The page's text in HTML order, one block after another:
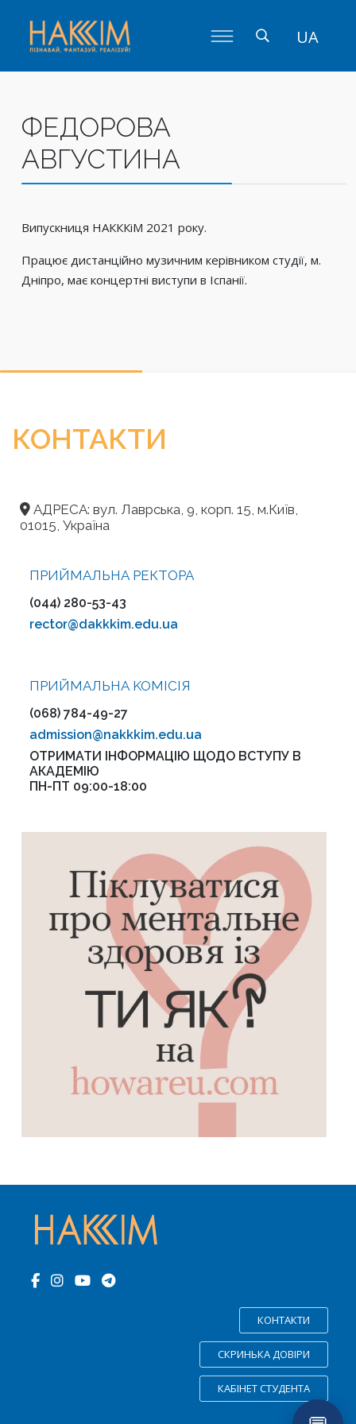
UA
ФЕДОРОВА
АВГУСТИНА
Випускниця НАКККіМ 2021 року.
Працює дистанційно музичним керівником студії, м.
Дніпро, має концертні виступи в Іспанії.
КОНТАКТИ
АДРЕСА: вул. Лаврська, 9, корп. 15, м.Київ,
01015, Україна
ПРИЙМАЛЬНА РЕКТОРА
(044) 280-53-43
rector@dakkkim.edu.ua
ПРИЙМАЛЬНА KOMІСІЯ
(068) 784-49-27
admission@nakkkim.edu.ua
ОТРИМАТИ ІНФОРМАЦІЮ ЩОДО ВСТУПУ В
АКАДЕМІЮ
ПН-ПТ 09:00-18:00
КОНТАКТИ
СКРИНЬКА ДОВІРИ
КАБІНЕТ СТУДЕНТА